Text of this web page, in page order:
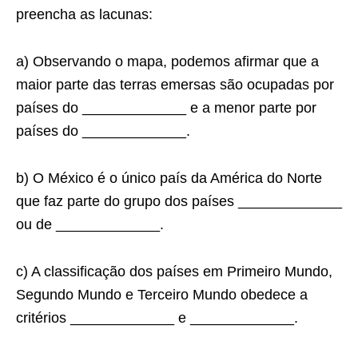
preencha as lacunas:
a) Observando o mapa, podemos afirmar que a
maior parte das terras emersas são ocupadas por
países do _____________ e a menor parte por
países do _____________.
b) O México é o único país da América do Norte
que faz parte do grupo dos países _____________
ou de _____________.
c) A classificação dos países em Primeiro Mundo,
Segundo Mundo e Terceiro Mundo obedece a
critérios _____________ e _____________.